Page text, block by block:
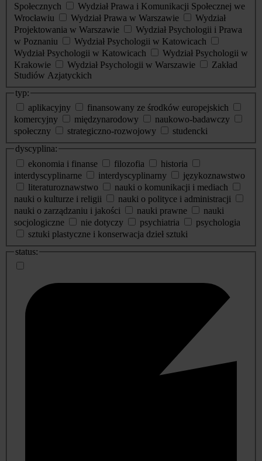
Społecznych
Wydział Prawa i Komunikacji Społecznej we
Wrocławiu
Wydział Prawa w Warszawie
Wydział
Projektowania w Warszawie
Wydział Psychologii i Prawa
w Poznaniu
Wydział Psychologii w Katowicach
Wydział Psychologii w Katowicach
Wydział Psychologii w
Krakowie
Wydział Psychologii w Warszawie
Zakład
Studiów Azjatyckich
typ:
aplikacyjny
finansowany ze środków europejskich
komercyjny
międzynarodowy
naukowo-badawczy
społeczny
strategiczno-rozwojowy
studencki
dyscyplina:
ekonomia i finanse
filozofia
historia
interdyscyplinarne
interdyscyplinarny
językoznawstwo
literaturoznawstwo
nauki o komunikacji i mediach
nauki o kulturze i religii
nauki o polityce i administracji
nauki o zarządzaniu i jakości
nauki prawne
nauki
socjologiczne
nie dotyczy psychiatria
psychologia
sztuki plastyczne i konserwacja dzieł sztuki
status: